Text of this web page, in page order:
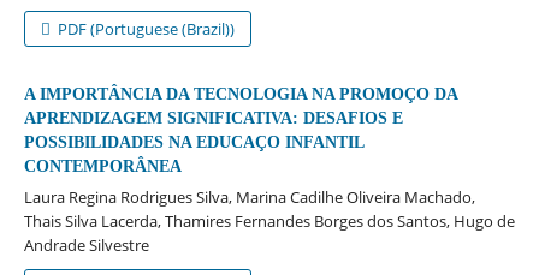
PDF (Portuguese (Brazil))
A IMPORTÂNCIA DA TECNOLOGIA NA PROMOÇO DA
APRENDIZAGEM SIGNIFICATIVA: DESAFIOS E
POSSIBILIDADES NA EDUCAÇO INFANTIL
CONTEMPORÂNEA
Laura Regina Rodrigues Silva, Marina Cadilhe Oliveira Machado,
Thais Silva Lacerda, Thamires Fernandes Borges dos Santos, Hugo de
Andrade Silvestre